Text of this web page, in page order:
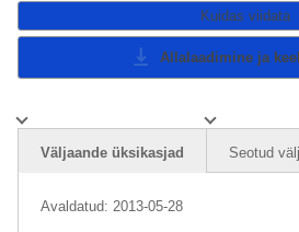
Kuidas viidata
Allalaadimine ja
Väljaande üksikasjad Seotud
Avaldatud: 2013-05-28